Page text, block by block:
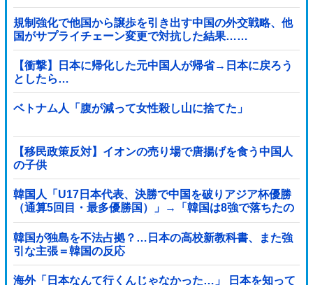
規制強化で他国から譲歩を引き出す中国の外交戦略、他
国がサプライチェーン変更で対抗した結果……
【衝撃】日本に帰化した元中国人が帰省→日本に戻ろう
としたら…
ベトナム人「腹が減って女性殺し山に捨てた」
【移民政策反対】イオンの売り場で唐揚げを食う中国人
の子供
韓国人「U17日本代表、決勝で中国を破りアジア杯優勝
（通算5回目・最多優勝国）」→「韓国は8強で落ちたの
に・・・もう越えられない壁になってしまったね」「韓
国は監督の問題が大きい」「日本はもうどんなに精神勝
利したところで超えられない壁である」
韓国が独島を不法占拠？…日本の高校新教科書、また強
引な主張＝韓国の反応
海外「日本なんて行くんじゃなかった…」 日本を知って